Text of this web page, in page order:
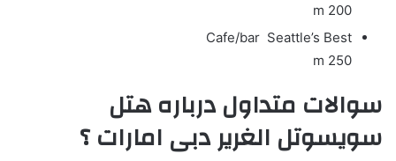
200 m
Cafe/bar Seattle’s Best
250 m
سوالات متداول درباره هتل
سویسوتل الغریر دبی امارات ؟